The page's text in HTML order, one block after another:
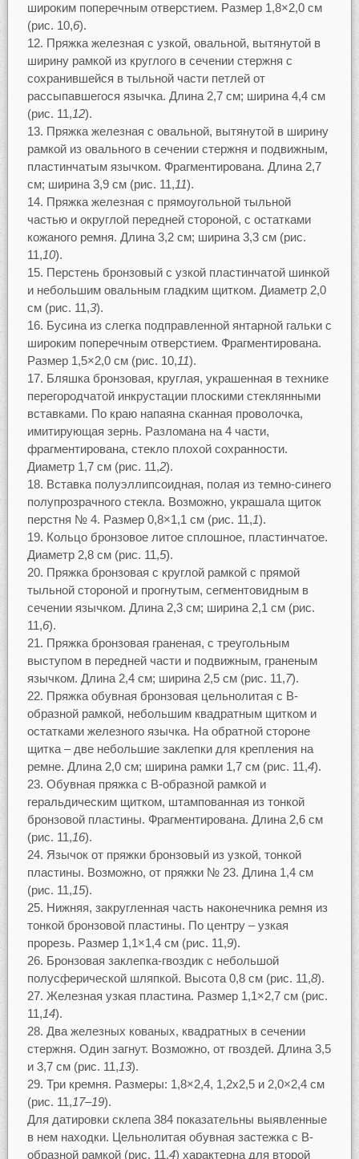
широким поперечным отверстием. Размер 1,8×2,0 см
(рис. 10,6).
Пряжка железная с узкой, овальной, вытянутой в
ширину рамкой из круглого в сечении стержня с
сохранившейся в тыльной части петлей от
рассыпавшегося язычка. Длина 2,7 см; ширина 4,4 см
(рис. 11,12).
Пряжка железная с овальной, вытянутой в ширину
рамкой из овального в сечении стержня и подвижным,
пластинчатым язычком. Фрагментирована. Длина 2,7
см; ширина 3,9 см (рис. 11,11).
Пряжка железная с прямоугольной тыльной
частью и округлой передней стороной, с остатками
кожаного ремня. Длина 3,2 см; ширина 3,3 см (рис.
11,10).
Перстень бронзовый с узкой пластинчатой шинкой
и небольшим овальным гладким щитком. Диаметр 2,0
см (рис. 11,3).
Бусина из слегка подправленной янтарной гальки с
широким поперечным отверстием. Фрагментирована.
Размер 1,5×2,0 см (рис. 10,11).
Бляшка бронзовая, круглая, украшенная в технике
перегородчатой инкрустации плоскими стеклянными
вставками. По краю напаяна сканная проволочка,
имитирующая зернь. Разломана на 4 части,
фрагментирована, стекло плохой сохранности.
Диаметр 1,7 см (рис. 11,2).
Вставка полуэллипсоидная, полая из темно-синего
полупрозрачного стекла. Возможно, украшала щиток
перстня № 4. Размер 0,8×1,1 см (рис. 11,1).
Кольцо бронзовое литое сплошное, пластинчатое.
Диаметр 2,8 см (рис. 11,5).
Пряжка бронзовая с круглой рамкой с прямой
тыльной стороной и прогнутым, сегментовидным в
сечении язычком. Длина 2,3 см; ширина 2,1 см (рис.
11,6).
Пряжка бронзовая граненая, с треугольным
выступом в передней части и подвижным, граненым
язычком. Длина 2,4 см; ширина 2,5 см (рис. 11,7).
Пряжка обувная бронзовая цельнолитая с В-
образной рамкой, небольшим квадратным щитком и
остатками железного язычка. На обратной стороне
щитка – две небольшие заклепки для крепления на
ремне. Длина 2,0 см; ширина рамки 1,7 см (рис. 11,4).
Обувная пряжка с В-образной рамкой и
геральдическим щитком, штампованная из тонкой
бронзовой пластины. Фрагментирована. Длина 2,6 см
(рис. 11,16).
Язычок от пряжки бронзовый из узкой, тонкой
пластины. Возможно, от пряжки № 23. Длина 1,4 см
(рис. 11,15).
Нижняя, закругленная часть наконечника ремня из
тонкой бронзовой пластины. По центру – узкая
прорезь. Размер 1,1×1,4 см (рис. 11,9).
Бронзовая заклепка-гвоздик с небольшой
полусферической шляпкой. Высота 0,8 см (рис. 11,8).
Железная узкая пластина. Размер 1,1×2,7 см (рис.
11,14).
Два железных кованых, квадратных в сечении
стержня. Один загнут. Возможно, от гвоздей. Длина 3,5
и 3,7 см (рис. 11,13).
Три кремня. Размеры: 1,8×2,4, 1,2х2,5 и 2,0×2,4 см
(рис. 11,17–19).
Для датировки склепа 384 показательны выявленные
в нем находки. Цельнолитая обувная застежка с В-
образной рамкой (рис. 11,4) характерна для второй